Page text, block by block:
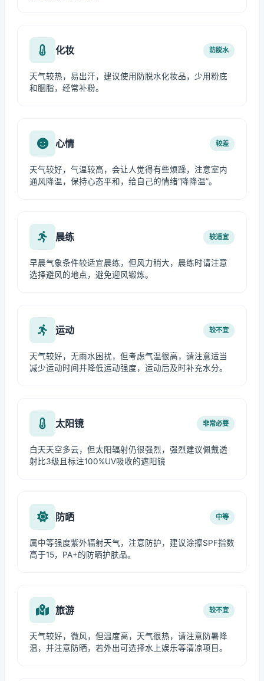
化妆 防脱水
天气较热，易出汗，建议使用防脱水化妆品，少用粉底
和胭脂，经常补粉。
心情 较差
天气较好，气温较高，会让人觉得有些烦躁，注意室内
通风降温，保持心态平和，给自己的情绪“降降温”。
晨练 较适宜
早晨气象条件较适宜晨练，但风力稍大，晨练时请注意
选择避风的地点，避免迎风锻炼。
运动 较不宜
天气较好，无雨水困扰，但考虑气温很高，请注意适当
减少运动时间并降低运动强度，运动后及时补充水分。
太阳镜 非常必要
白天天空多云，但太阳辐射仍很强烈，强烈建议佩戴透
射比3级且标注100%UV吸收的遮阳镜
防晒 中等
属中等强度紫外辐射天气，注意防护，建议涂擦SPF指数
高于15，PA+的防晒护肤品。
旅游 较不宜
天气较好，微风，但温度高，天气很热，请注意防暑降
温，并注意防晒，若外出可选择水上娱乐等清凉项目。